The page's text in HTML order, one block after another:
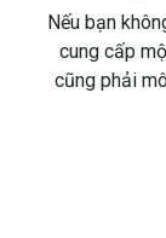
Nếu bạn
cung cấp
cũng phải